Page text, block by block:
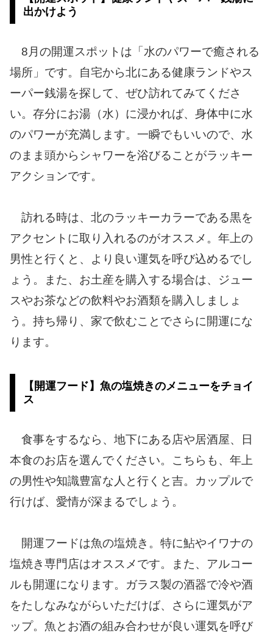
出かけよう
8月の開運スポットは「水のパワーで癒される
場所」です。自宅から北にある健康ランドやス
ーパー銭湯を探して、ぜひ訪れてみてくださ
い。存分にお湯（水）に浸かれば、身体中に水
のパワーが充満します。一瞬でもいいので、水
のまま頭からシャワーを浴びることがラッキー
アクションです。
訪れる時は、北のラッキーカラーである黒を
アクセントに取り入れるのがオススメ。年上の
男性と行くと、より良い運気を呼び込めるでし
ょう。また、お土産を購入する場合は、ジュー
スやお茶などの飲料やお酒類を購入しましょ
う。持ち帰り、家で飲むことでさらに開運にな
ります。
【開運フード】魚の塩焼きのメニューをチョイ
ス
食事をするなら、地下にある店や居酒屋、日
本食のお店を選んでください。こちらも、年上
の男性や知識豊富な人と行くと吉。カップルで
行けば、愛情が深まるでしょう。
開運フードは魚の塩焼き。特に鮎やイワナの
塩焼き専門店はオススメです。また、アルコー
ルも開運になります。ガラス製の酒器で冷や酒
をたしなみながらいただけば、さらに運気がア
ップ。魚とお酒の組み合わせが良い運気を呼び